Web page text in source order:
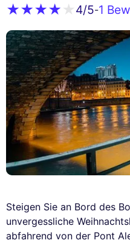
4/5-1
Steigen Sie an Bord des
unvergessliche
abfahrend von der Pont